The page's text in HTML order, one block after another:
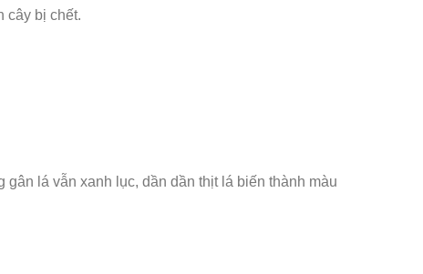
cây bị chết.
lá vẫn xanh lục, dần dần thịt lá biến thành màu